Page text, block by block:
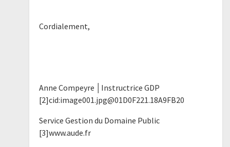
Cordialement,
Anne Compeyre │Instructrice GDP
[2]cid:image001.jpg@01D0F221.18A9FB20
Service Gestion du Domaine Public
[3]www.aude.fr